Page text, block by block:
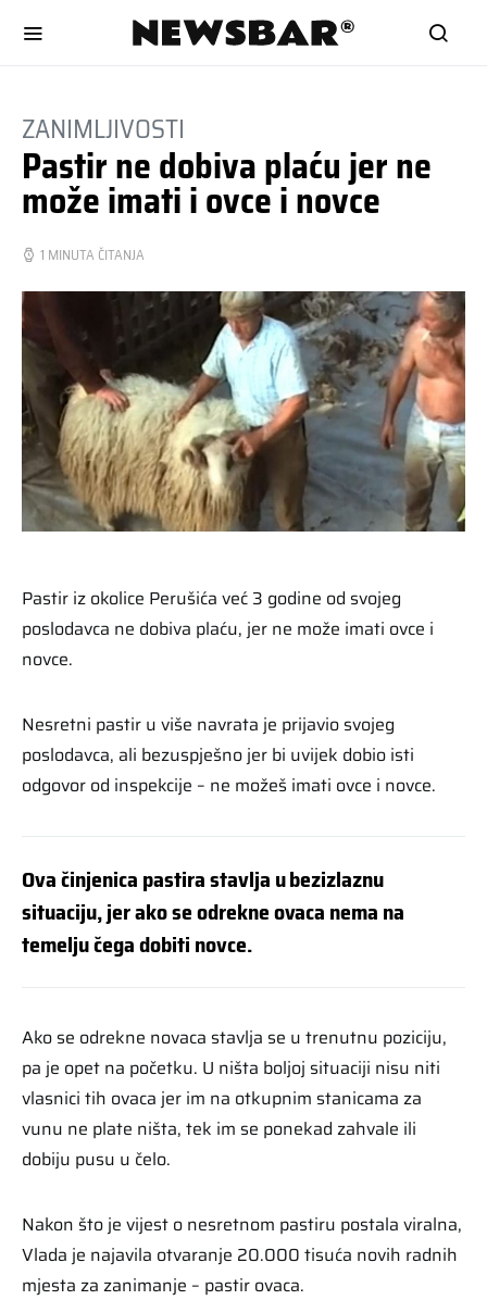
ZANIMLJIVOSTI
Pastir ne dobiva plaću jer ne
može imati i ovce i novce
1 MINUTA ČITANJA
Pastir iz okolice Perušića već 3 godine od svojeg
poslodavca ne dobiva plaću, jer ne može imati ovce i
novce.
Nesretni pastir u više navrata je prijavio svojeg
poslodavca, ali bezuspješno jer bi uvijek dobio isti
odgovor od inspekcije – ne možeš imati ovce i novce.
Ova činjenica pastira stavlja u bezizlaznu
situaciju, jer ako se odrekne ovaca nema na
temelju čega dobiti novce.
Ako se odrekne novaca stavlja se u trenutnu poziciju,
pa je opet na početku. U ništa boljoj situaciji nisu niti
vlasnici tih ovaca jer im na otkupnim stanicama za
vunu ne plate ništa, tek im se ponekad zahvale ili
dobiju pusu u čelo.
Nakon što je vijest o nesretnom pastiru postala viralna,
Vlada je najavila otvaranje 20.000 tisuća novih radnih
mjesta za zanimanje – pastir ovaca.